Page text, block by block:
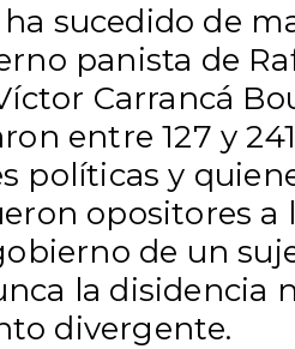
sucedido de
panista de
Carrancá
entre 127 y
políticas y
opositores a
de un
la disidencia
divergente.